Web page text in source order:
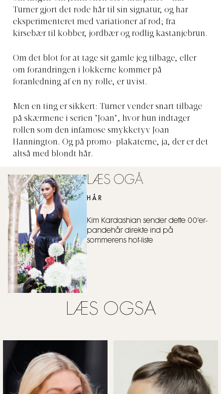
Turner gjort det røde hår til sin signatur, og har
eksperimenteret med variationer af rød; fra
kirsebær til kobber, jordbær og rødlig kastanjebrun.
Om det blot for at tage sit gamle jeg tilbage, eller
om forandringen i lokkerne kommer på
foranledning af en ny rolle, er uvist.
Men en ting er sikkert: Turner vender snart tilbage
på skærmene i serien ’Joan’, hvor hun indtager
rollen som den infamøse smykketyv Joan
Hannington. Og på promo-plakaterne, ja, der er det
altså med blondt hår.
LÆS OGÅ
HÅR
Kim Kardashian sender dette 00’er-
pandehår direkte ind på
sommerens hot-liste
LÆS OGSÅ